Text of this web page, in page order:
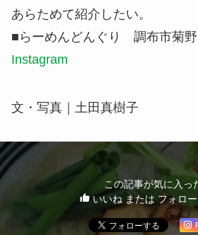
あらためて紹介したい。
■らーめんどんぐり 調布市菊
Instagram
文・写真｜土田真樹子
この記事が気に入っ
いいね または フォロー